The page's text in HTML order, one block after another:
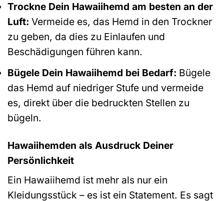
Trockne Dein Hawaiihemd am besten an der
Luft: Vermeide es, das Hemd in den Trockner
zu geben, da dies zu Einlaufen und
Beschädigungen führen kann.
Bügele Dein Hawaiihemd bei Bedarf: Bügele
das Hemd auf niedriger Stufe und vermeide
es, direkt über die bedruckten Stellen zu
bügeln.
Hawaiihemden als Ausdruck Deiner
Persönlichkeit
Ein Hawaiihemd ist mehr als nur ein
Kleidungsstück – es ist ein Statement. Es sagt